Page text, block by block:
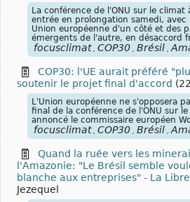
La conférence de l'ONU sur le climat
entrée en prolongation samedi, avec
Union européenne d'un côté et des
émergents de l'autre, en désaccord
focusclimat COP30 Brésil
COP30: l'UE aurait préféré
soutenir le projet final d'accord
L'Union européenne ne s'opposera
final de la conférence de l'ONU sur
annoncé le commissaire européen
focusclimat COP30 Brésil
Quand la ruée vers les
l'Amazonie: "Le Brésil semble
blanche aux entreprises" - La Libre
Jezequel